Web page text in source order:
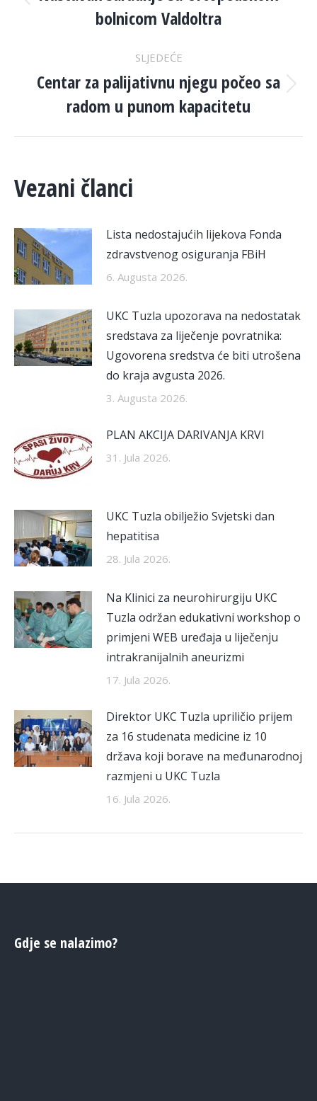
Previous
post:
bolnicom Valdoltra
SLJEDEĆE
Next
post:
Centar za palijativnu njegu počeo sa
radom u punom kapacitetu
Vezani članci
Lista nedostajućih lijekova Fonda
zdravstvenog osiguranja FBiH
6. Augusta 2026.
UKC Tuzla upozorava na nedostatak
sredstava za liječenje povratnika:
Ugovorena sredstva će biti utrošena
do kraja avgusta 2026.
3. Augusta 2026.
PLAN AKCIJA DARIVANJA KRVI
31. Jula 2026.
UKC Tuzla obilježio Svjetski dan
hepatitisa
28. Jula 2026.
Na Klinici za neurohirurgiju UKC
Tuzla održan edukativni workshop o
primjeni WEB uređaja u liječenju
intrakranijalnih aneurizmi
17. Jula 2026.
Direktor UKC Tuzla upriličio prijem
za 16 studenata medicine iz 10
država koji borave na međunarodnoj
razmjeni u UKC Tuzla
16. Jula 2026.
Gdje se nalazimo?